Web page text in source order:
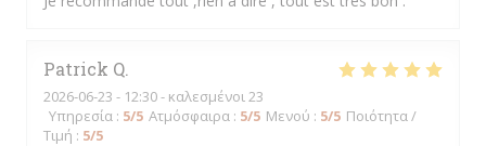
Patrick Q
2026-06-23 - 12:30 - καλεσμένοι 23
Υπηρεσία : 5/5 Ατμόσφαιρα : 5/5 Μενού : 5/5 Ποιότητα /
Τιμή : 5/5